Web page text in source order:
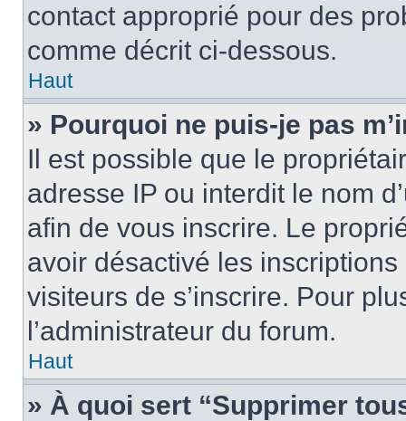
contact approprié pour des
comme décrit ci-dessous.
Haut
» Pourquoi ne puis-je pas
Il est possible que le
adresse IP ou interdit le nom
afin de vous inscrire. Le
avoir désactivé les
visiteurs de s’inscrire. Pour
l’administrateur du forum.
Haut
» À quoi sert “Supprimer